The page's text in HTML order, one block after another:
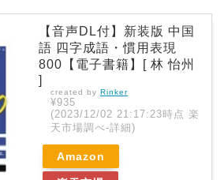
【音声DL付】新装版 中国
語 四字成語・慣用表現
800【電子書籍】[ 林 怡州
]
created by Rinker
¥935
(2023/12/02 21:17:23時点 楽
天市場調べ-詳細)
Amazon